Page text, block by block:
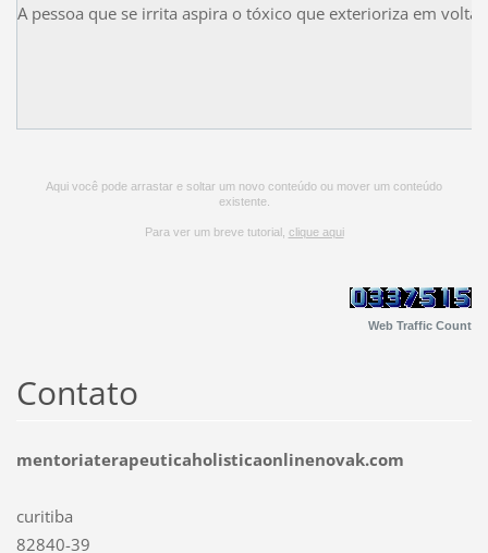
A pessoa que se irrita aspira o tóxico que exterioriza em volta,
Aqui você pode arrastar e soltar um novo conteúdo ou mover um conteúdo
existente.
Para ver um breve tutorial, clique aqui
Web Traffic Count
Contato
mentoriaterapeuticaholisticaonlinenovak.com
curitiba
82840-39